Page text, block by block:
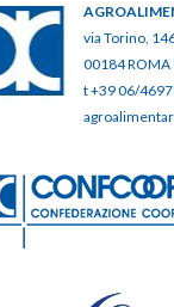
via Torino,
00184 ROMA
t +39 06/